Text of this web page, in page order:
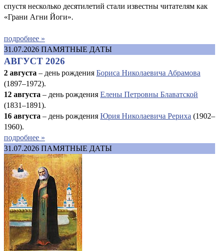
спустя несколько десятилетий стали известны читателям как
«Грани Агни Йоги».
подробнее »
31.07.2026 ПАМЯТНЫЕ ДАТЫ
АВГУСТ 2026
2 августа – день рождения Бориса Николаевича Абрамова
(1897–1972).
12 августа – день рождения Елены Петровны Блаватской
(1831–1891).
16 августа – день рождения Юрия Николаевича Рериха (1902–
1960).
подробнее »
31.07.2026 ПАМЯТНЫЕ ДАТЫ